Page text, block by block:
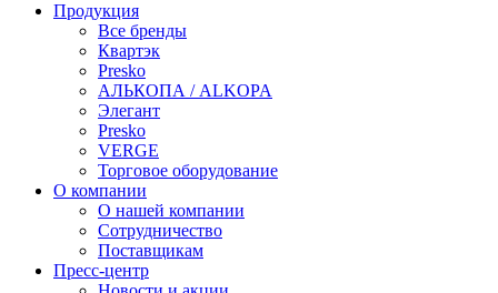
Продукция
Все бренды
Квартэк
Presko
АЛЬКОПА / ALKOPA
Элегант
Presko
VERGE
Торговое оборудование
О компании
О нашей компании
Сотрудничество
Поставщикам
Пресс-центр